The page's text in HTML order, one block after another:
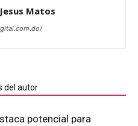
Matos
del autor
potencial para